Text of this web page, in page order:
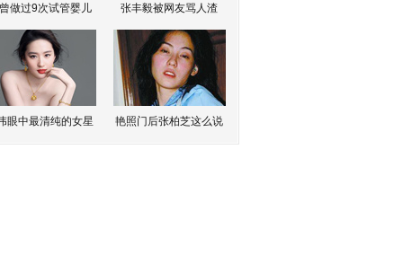
做过9次试管婴儿 张丰毅被网友骂人渣
眼中最清纯的女星 艳照门后张柏芝这么说